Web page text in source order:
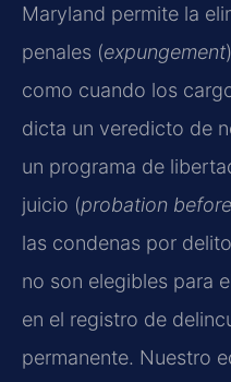
Maryland permite la
penales (expungement
como cuando los
dicta un veredicto de
un programa de
juicio (probation
las condenas por
no son elegibles para
en el registro de
permanente. Nuestro